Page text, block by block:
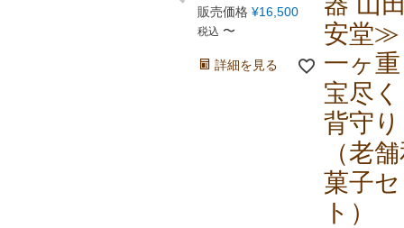
販売価格 ¥16,500
税込 〜
詳細を見る
安堂≫
一ヶ
宝尽
背守り
（老
菓子
ト）